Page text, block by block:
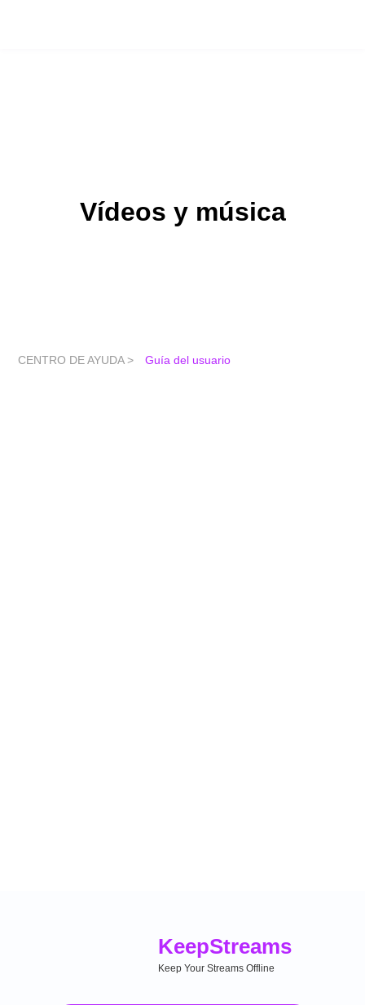
Vídeos y música
CENTRO DE AYUDA > Guía del usuario
KeepStreams
Keep Your Streams Offline